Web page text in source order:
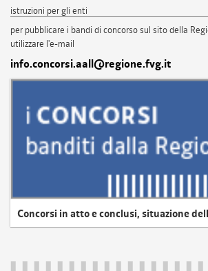
istruzioni per gli enti
per pubblicare i bandi di concorso sul sito della
utilizzare l'e-mail
info.concorsi.aall@regione.fvg.it
Concorsi in atto e conclusi, situazione